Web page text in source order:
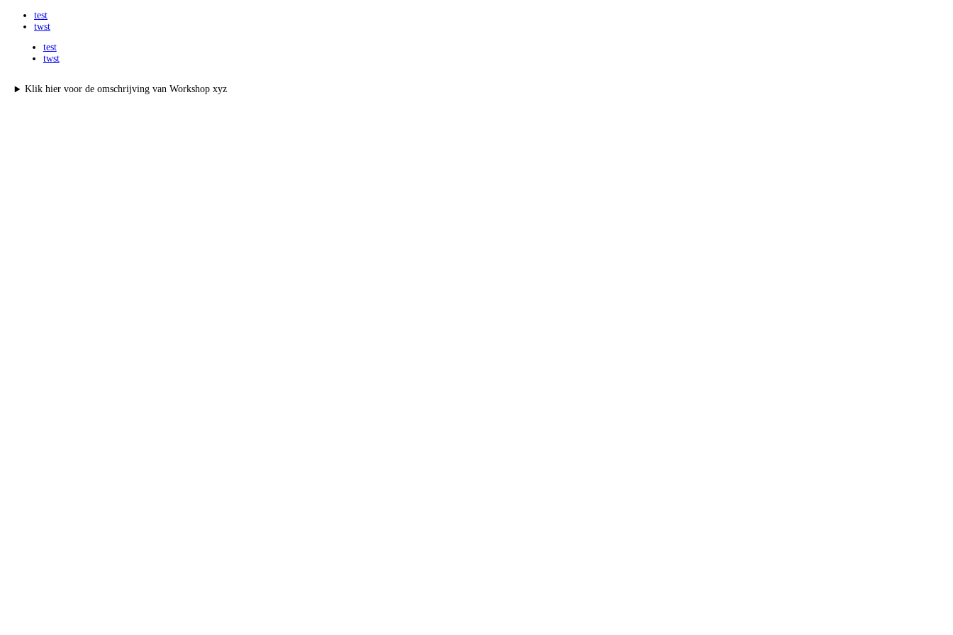
test
twst
test
twst
Klik hier voor de omschrijving van Workshop xyz